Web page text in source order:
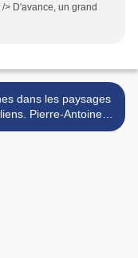
> D'avance, un grand
dans les paysages
Pierre-Antoine
(1723 Paris